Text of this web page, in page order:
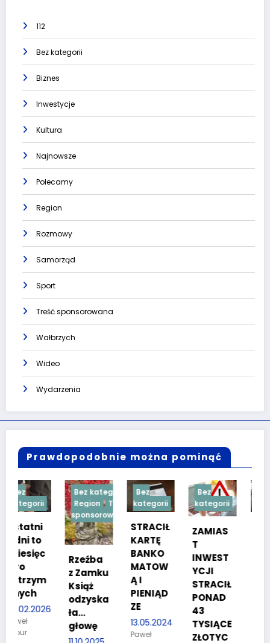
112
Bez kategorii
Biznes
Inwestycje
Kultura
Najnowsze
Polecamy
Region
Rozmowy
Samorząd
Sport
Treść sponsorowana
Wałbrzych
Wideo
Wydarzenia
Prawdopodobnie można pominąć
Bez kategorii
Region
Treść
sponsorowana
Rzeźba
z Zamku
Książ
odzyska
ła…
głowę
Bez
kategorii
STRACIŁ
KARTĘ
BANKO
MATOW
Ą I
PIENIĄD
ZE
13.05.2024
Bez
kategorii
ZAMIAS
T
INWEST
YCJI
PONAD
TYSIĄCE
ZŁOTYC
Bez
kategorii
TESTY
NOŚCIO
WE DLA
KANDYD
ATÓW
POLICJI
27.03.2024